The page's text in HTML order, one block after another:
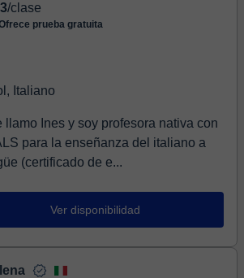
/clase
prueba gratuita
Italiano
para la enseñanza del italiano a
(certificado de e...
Ver disponibilidad